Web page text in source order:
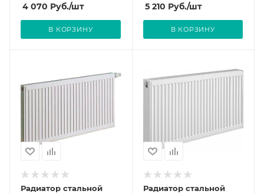
4 070 Руб./шт
В КОРЗИНУ
5 210 Руб./шт
В КОРЗИНУ
Радиатор стальной
Радиатор стальной